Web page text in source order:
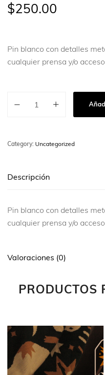
$250.00
Pin blanco con detalles
cualquier prensa y/o
Category: Uncategorized
Descripción
Pin blanco con detalles
cualquier prensa y/o
Valoraciones (0)
PRODUCTOS